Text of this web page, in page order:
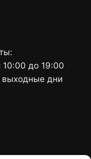
10:00 до 19:00
выходные дни